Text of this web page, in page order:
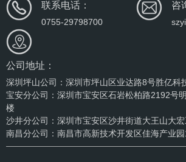
联系电话：
0755-29798700
咨
公司地址：
深圳坪山公司：深圳市坪山区业达路8号胜亿科
宝安分公司：深圳市宝安区石岩松柏路2192号
楼
沙井分公司：深圳市宝安区沙井街道大王山大
南昌分公司：南昌市高新技术开发区佳海产业